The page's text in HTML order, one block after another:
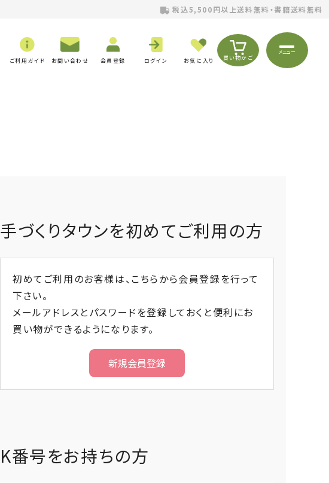
税込5,500円以上送料無料・書籍送料無料
ご利用ガイド お問い合わせ 会員登録 ログイン お気に入り 買い物かご
メニュー
手づくりタウンを初めてご利用の方
初めてご利用のお客様は、こちらから会員登録を行って
下さい。
メールアドレスとパスワードを登録しておくと便利にお
買い物ができるようになります。
K番号をお持ちの方